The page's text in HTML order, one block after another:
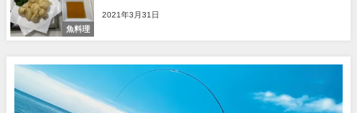
魚料理
2021年3月31日